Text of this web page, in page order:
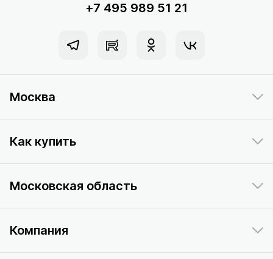
+7 495 989 51 21
Москва
Как купить
Московская область
Компания